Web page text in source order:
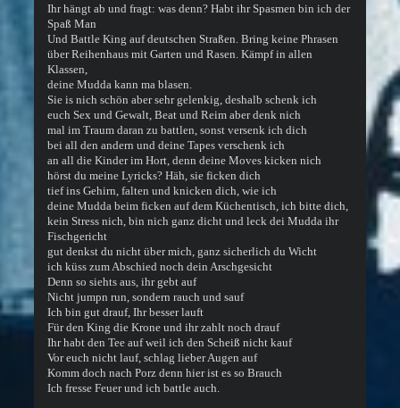
Ihr hängt ab und fragt: was denn? Habt ihr Spasmen bin ich der
Spaß Man
Und Battle King auf deutschen Straßen. Bring keine Phrasen
über Reihenhaus mit Garten und Rasen. Kämpf in allen
Klassen,
deine Mudda kann ma blasen.
Sie is nich schön aber sehr gelenkig, deshalb schenk ich
euch Sex und Gewalt, Beat und Reim aber denk nich
mal im Traum daran zu battlen, sonst versenk ich dich
bei all den andern und deine Tapes verschenk ich
an all die Kinder im Hort, denn deine Moves kicken nich
hörst du meine Lyricks? Häh, sie ficken dich
tief ins Gehirn, falten und knicken dich, wie ich
deine Mudda beim ficken auf dem Küchentisch, ich bitte dich,
kein Stress nich, bin nich ganz dicht und leck dei Mudda ihr
Fischgericht
gut denkst du nicht über mich, ganz sicherlich du Wicht
ich küss zum Abschied noch dein Arschgesicht
Denn so siehts aus, ihr gebt auf
Nicht jumpn run, sondern rauch und sauf
Ich bin gut drauf, Ihr besser lauft
Für den King die Krone und ihr zahlt noch drauf
Ihr habt den Tee auf weil ich den Scheiß nicht kauf
Vor euch nicht lauf, schlag lieber Augen auf
Komm doch nach Porz denn hier ist es so Brauch
Ich fresse Feuer und ich battle auch.